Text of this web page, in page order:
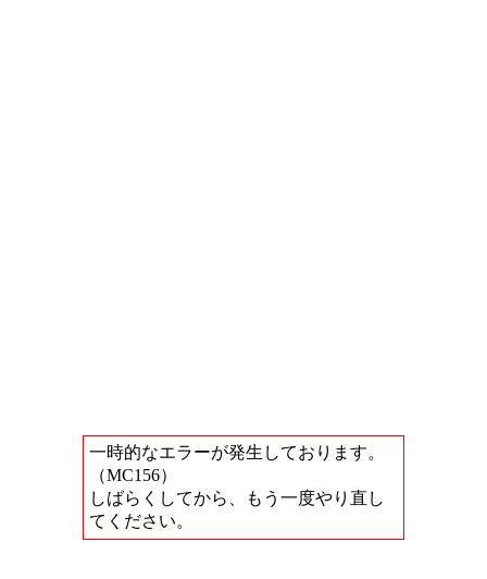
一時的なエラーが発生しております。
（MC156）
しばらくしてから、もう一度やり直し
てください。